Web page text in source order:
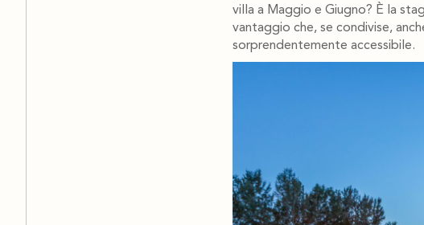
villa a Maggio e Giugno? È la
vantaggio che, se condivise,
sorprendentemente accessibile.